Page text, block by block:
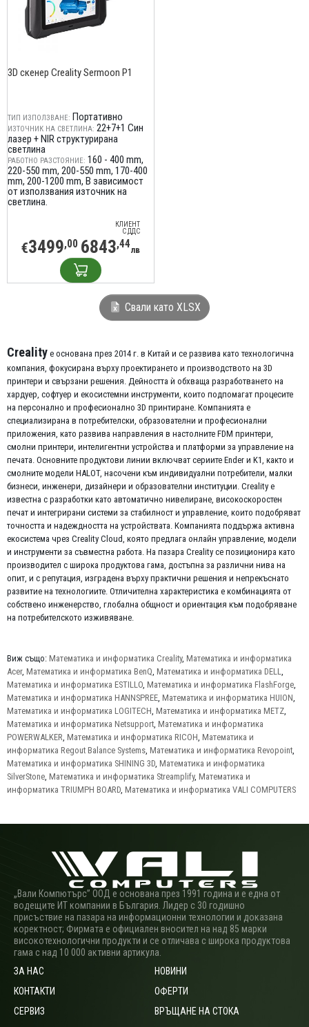
3D скенер Creality Sermoon P1
ТИП ИЗПОЛЗВАНЕ: Портативно
ИЗТОЧНИК НА СВЕТЛИНА: 22+7+1 Син
лазер + NIR структурирана
светлина
РАБОТНО РАЗСТОЯНИЕ: 160 - 400 mm
220-550 mm 200-550 mm 170-400
mm 200-1200 mm В зависимост
от използвания източник на
светлина.
КЛИЕНТ
С ДДС
€3499,00 6843,44лв
Свали като XLSX
Creality е основана през 2014 г. в Китай и се развива като технологична
компания, фокусирана върху проектирането и производството на 3D
принтери и свързани решения. Дейността ѝ обхваща разработването на
хардуер, софтуер и екосистемни инструменти, които подпомагат процесите
на персонално и професионално 3D принтиране. Компанията е
специализирана в потребителски, образователни и професионални
приложения, като развива направления в настолните FDM принтери,
смолни принтери, интелигентни устройства и платформи за управление на
печата. Основните продуктови линии включват сериите Ender и K1, както и
смолните модели HALOT, насочени към индивидуални потребители, малки
бизнеси, инженери, дизайнери и образователни институции. Creality е
известна с разработки като автоматично нивелиране, високоскоростен
печат и интегрирани системи за стабилност и управление, които подобряват
точността и надеждността на устройствата. Компанията поддържа активна
екосистема чрез Creality Cloud, която предлага онлайн управление, модели
и инструменти за съвместна работа. На пазара Creality се позиционира като
производител с широка продуктова гама, достъпна за различни нива на
опит, и с репутация, изградена върху практични решения и непрекъснато
развитие на технологиите. Отличителна характеристика е комбинацията от
собствено инженерство, глобална общност и ориентация към подобряване
на потребителското изживяване.
Виж също: Математика и информатика Creality, Математика и информатика
Acer, Математика и информатика BenQ, Математика и информатика DELL,
Математика и информатика ESTILLO, Математика и информатика FlashForge,
Математика и информатика HANNSPREE, Математика и информатика HUION,
Математика и информатика LOGITECH, Математика и информатика METZ,
Математика и информатика Netsupport, Математика и информатика
POWERWALKER, Математика и информатика RICOH, Математика и
информатика Regout Balance Systems, Математика и информатика Revopoint,
Математика и информатика SHINING 3D, Математика и информатика
SilverStone, Математика и информатика Streamplify, Математика и
информатика TRIUMPH BOARD, Математика и информатика VALI COMPUTERS
„Вали Компютърс” ООД е основана през 1991 година и е една от
водещите ИТ компании в България. Лидер с 30 годишно
присъствие на пазара на информационни технологии и доказана
коректност; Фирмата е официален вносител на над 85 марки
високотехнологични продукти и се отличава с широка продуктова
гама с над 10 000 активни артикула.
ЗА НАС
КОНТАКТИ
СЕРВИЗ
НОВИНИ
ОФЕРТИ
ВРЪЩАНЕ НА СТОКА